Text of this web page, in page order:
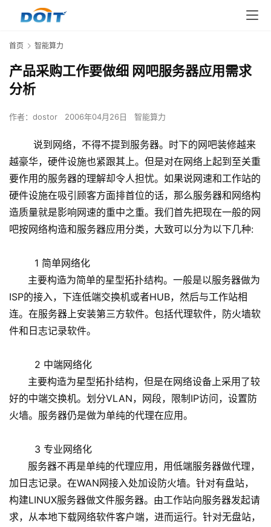
首页 智能算力
产品采购工作要做细 网吧服务器应用需求
分析
作者： dostor 2006年04月26日 智能算力
说到网络，不得不提到服务器。时下的网吧装修越来
越豪华，硬件设施也紧跟其上。但是对在网络上起到至关重
要作用的服务器的理解却令人担忧。如果说网速和工作站的
硬件设施在吸引顾客方面排首位的话，那么服务器和网络构
造质量就是影响网速的重中之重。我们首先把现在一般的网
吧按网络构造和服务器应用分类，大致可以分为以下几种:
1 简单网络化
主要构造为简单的星型拓扑结构。一般是以服务器做为
ISP的接入，下连低端交换机或者HUB，然后与工作站相
连。在服务器上安装第三方软件。包括代理软件，防火墙软
件和日志记录软件。
2 中端网络化
主要构造为星型拓扑结构，但是在网络设备上采用了较
好的中端交换机。划分VLAN，网段，限制IP访问，设置防
火墙。服务器仍是做为单纯的代理在应用。
3 专业网络化
服务器不再是单纯的代理应用，用低端服务器做代理，
加日志记录。在WAN网接入处加设防火墙。针对有盘站，
构建LINUX服务器做文件服务器。由工作站向服务器发起请
求，从本地下载网络软件客户端，进而运行。针对无盘站，